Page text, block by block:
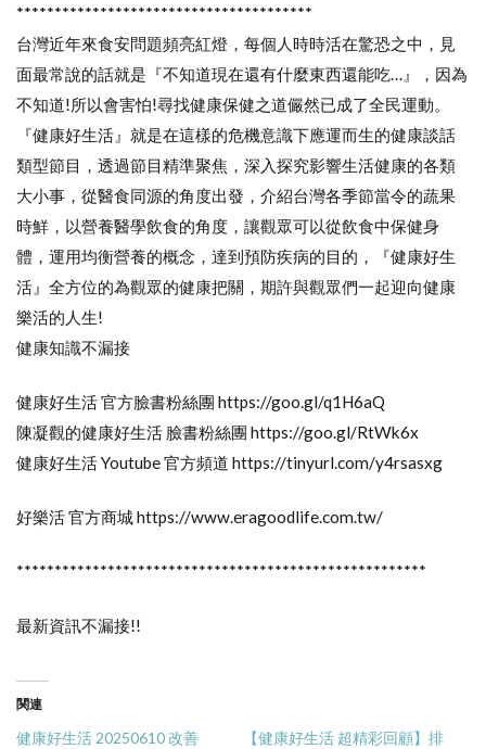
***************************************
台灣近年來食安問題頻亮紅燈，每個人時時活在驚恐之中，見
面最常說的話就是『不知道現在還有什麼東西還能吃…』，因為
不知道!所以會害怕!尋找健康保健之道儼然已成了全民運動。
『健康好生活』就是在這樣的危機意識下應運而生的健康談話
類型節目，透過節目精準聚焦，深入探究影響生活健康的各類
大小事，從醫食同源的角度出發，介紹台灣各季節當令的蔬果
時鮮，以營養醫學飲食的角度，讓觀眾可以從飲食中保健身
體，運用均衡營養的概念，達到預防疾病的目的，『健康好生
活』全方位的為觀眾的健康把關，期許與觀眾們一起迎向健康
樂活的人生!
健康知識不漏接
健康好生活 官方臉書粉絲團 https://goo.gl/q1H6aQ
陳凝觀的健康好生活 臉書粉絲團 https://goo.gl/RtWk6x
健康好生活 Youtube 官方頻道 https://tinyurl.com/y4rsasxg
好樂活 官方商城 https://www.eragoodlife.com.tw/
******************************************************
最新資訊不漏接!!
関連
健康好生活 20250610 改善
【健康好生活 超精彩回顧】排